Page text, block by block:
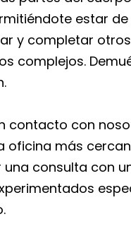
estar de
y completar otros
complejos.
contacto con
oficina más
consulta con